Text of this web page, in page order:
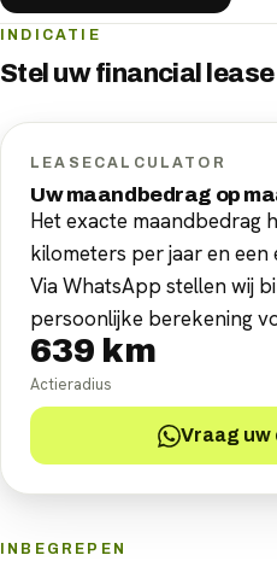
INDICATIE
Stel uwfinancial lease
LEASECALCULATOR
Uw maandbedrag op
Het exacte maandbedrag
kilometers per jaar en een
Via WhatsApp stellen wij
persoonlijke berekening
639 km
Actieradius
Vraag uw
INBEGREPEN